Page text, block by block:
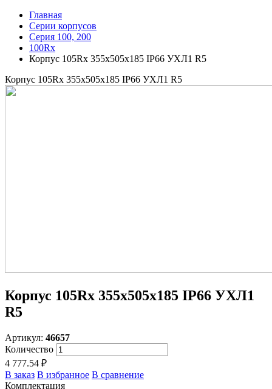
Главная
Серии корпусов
Серия 100, 200
100Rx
Корпус 105Rx 355х505х185 IP66 УХЛ1 R5
Корпус 105Rx 355х505х185 IP66 УХЛ1 R5
Корпус 105Rx 355х505х185 IP66 УХЛ1
R5
Артикул: 46657
Количество
4 777.54 ₽
В заказ В избранное В сравнение
Комплектация